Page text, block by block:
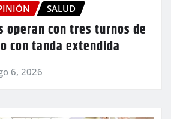
SALUD
operan con tres turnos de
con tanda extendida
6, 2026